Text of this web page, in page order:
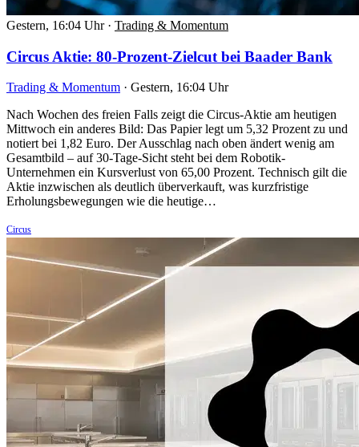
Gestern, 16:04 Uhr · Trading & Momentum
Circus Aktie: 80-Prozent-Zielcut bei Baader Bank
Trading & Momentum · Gestern, 16:04 Uhr
Nach Wochen des freien Falls zeigt die Circus-Aktie am heutigen
Mittwoch ein anderes Bild: Das Papier legt um 5,32 Prozent zu und
notiert bei 1,82 Euro. Der Ausschlag nach oben ändert wenig am
Gesamtbild – auf 30-Tage-Sicht steht bei dem Robotik-
Unternehmen ein Kursverlust von 65,00 Prozent. Technisch gilt die
Aktie inzwischen als deutlich überverkauft, was kurzfristige
Erholungsbewegungen wie die heutige…
Circus